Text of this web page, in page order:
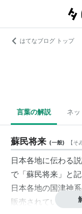
はてなブログ トップ
言葉の解説 ネ
蘇民将来 (一般) 【そ
日本各地に伝わる
で「蘇民将来」と
日本各地の国津神
販売されている。